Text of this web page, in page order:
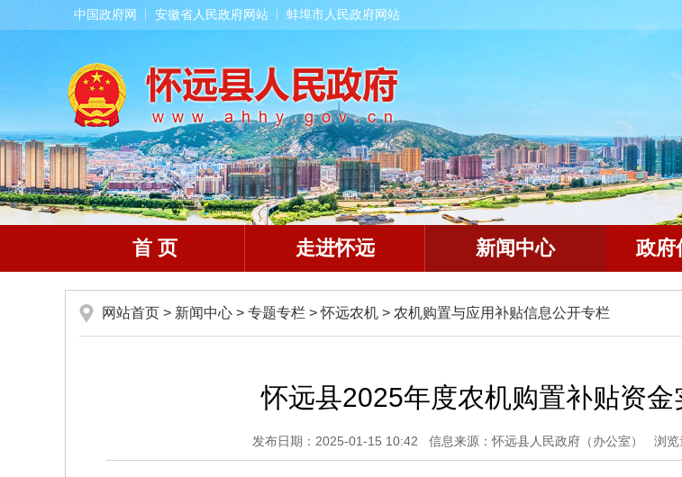
中国政府网 安徽省人民政府网站 蚌埠市人民政府网站
首 页 走进怀远 新闻中心 政府
网站首页 > 新闻中心 > 专题专栏 > 怀远农机 > 农机购置与应用补贴信息公开专栏
怀远县2025年度农机购置补贴资金
发布日期：2025-01-15 10:42 信息来源：怀远县人民政府（办公室） 浏览